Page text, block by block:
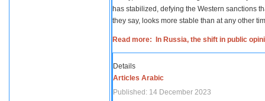
has stabilized, defying the Western sanctions
they say, looks more stable than at any other
Read more: In Russia, the shift in public
Details
Articles Arabic
Published: 14 December 2023